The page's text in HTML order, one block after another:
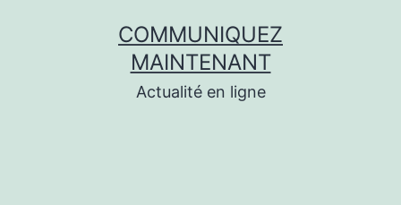
COMMUNIQUEZ
MAINTENANT
Actualité en ligne